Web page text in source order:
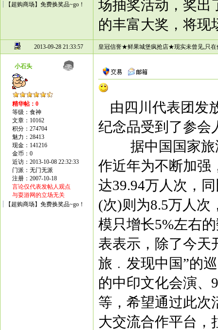
【超购商场】免费换奖品~go！
场抽奖活动，奖出
的丰富大奖，将现
2013-09-28 21:33:57 皇冠信誉★鲜果城堡疯抢店★现实未曾见,只在
小石头
精华帖：0
等级：食神
文章：10162
积分：274704
魅力：28413
现金：141216
金币：0
近访：2013-10-08 22:32:33
门派：无门无派
注册：2007-10-18
言论仅代表发帖人观点
与耍游网的立场无关
【超购商场】免费换奖品~go！
由四川代表团发
纪念品受到了参会
据中国国家旅
作近年为不断加强
达39.94万人次，
(次)则为8.5万人次
模只增长5%左右
表表示，除了今天
旅﹒发现中国”的
的中印文化会演、
等，希望通过此次
大交流合作平台，